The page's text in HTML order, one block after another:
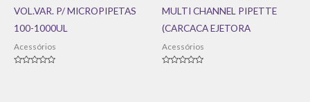
VOL.VAR. P/ MICROPIPETAS
100-1000UL
Acessórios
MULTI CHANNEL PIPETTE
(CARCACA EJETORA
Acessórios